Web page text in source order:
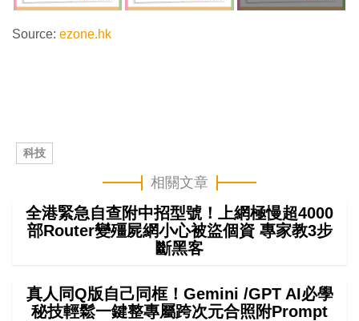
Source: ezone.hk
科技
相關文章
全港緊急自查附中招型號！上網極慢超4000
部Router變殭屍網小心被盜個資 專家教3步
斷黑客
真人同Q版自己同框！Gemini /GPT AI必學
秘技輕鬆一鍵整專屬跨次元合照附Prompt